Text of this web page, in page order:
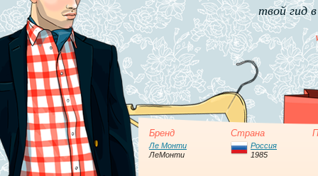
твой гид
Бренд Страна
Ле Монти
ЛеМонти
Россия
1985